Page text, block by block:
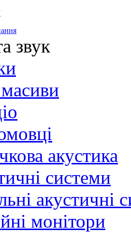
звук
акустика
системи
акустичні
монітори